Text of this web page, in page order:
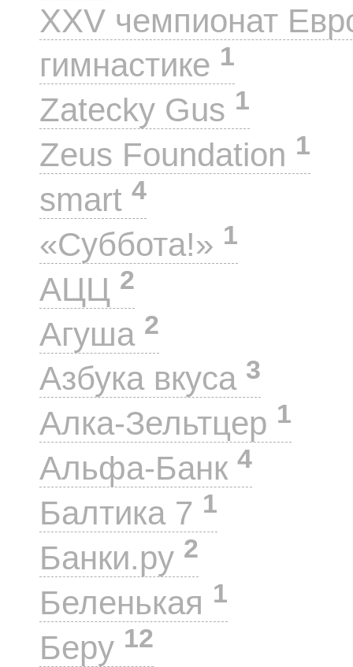
XXV чемпионат
гимнастике 1
Zatecky Gus 1
Zeus Foundation 1
smart 4
«Суббота!» 1
АЦЦ 2
Агуша 2
Азбука вкуса 3
Алка-Зельтцер 1
Альфа-Банк 4
Балтика 7 1
Банки.ру 2
Беленькая 1
Беру 12